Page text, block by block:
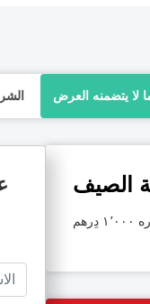
لا يتضمنه العرض
الصيف